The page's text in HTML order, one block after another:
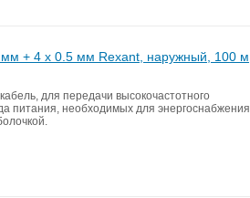
+ 4 x 0.5 мм Rexant, наружный, 100 м
для передачи высокочастотного
питания, необходимых для энергоснабжения